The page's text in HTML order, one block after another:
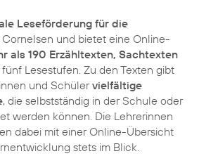
Leseförderung für die
und bietet eine Online-
als 190 Erzähltexten, Sachtexten
fünf Lesestufen. Zu den Texten gibt
und Schülervielfältige
, die selbstständig in der Schule oder
werden können. Die Lehrerinnen
dabei mit einer Online-Übersicht
stets im Blick.